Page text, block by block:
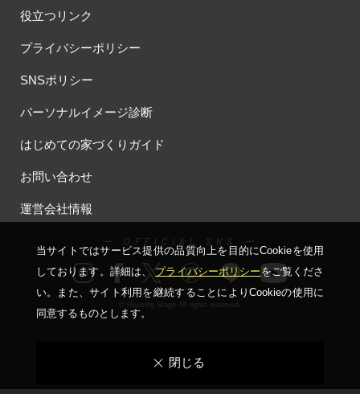
役立つリンク
プライバシーポリシー
SNSポリシー
パーソナルイメージ診断
はじめての家づくりガイド
お問い合わせ
運営会社情報
ー OFFICIAL SNS ー
© Housing Stage All rights reserved.
当サイトではサービス提供の品質向上を⽬的にCookieを使⽤
しております。詳細は、プライバシーポリシーをご覧くださ
い。
また、サイト利⽤を継続することによりCookieの使⽤に
同意するものとします。
閉じる